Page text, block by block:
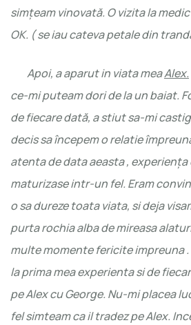
simțeam vinovată. O vizita la
OK. ( se iau cateva petale din
Apoi, a aparut in viata meaAlex.
ce-mi puteam dori de la un baiat.
de fiecare dată, a stiut sa-mi
decis sa începem o relatie
atenta de data aeasta ,
maturizase intr-un fel. Eram
o sa dureze toata viata, si deja
purta rochia alba de mireasa
multe momente fericite impreuna
la prima mea experienta si de
pe Alex cu George. Nu-mi placea
fel simteam ca il tradez pe Alex.